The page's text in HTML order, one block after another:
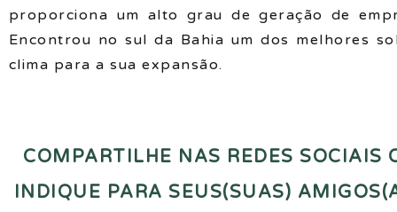
proporciona um alto grau de geração de
Encontrou no sul da Bahia um dos melhores
clima para a sua expansão.
COMPARTILHE NAS REDES SOCIAIS
INDIQUE PARA SEUS(SUAS)